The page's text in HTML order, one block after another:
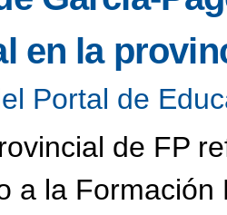
en la
Portal de
de FP
a la